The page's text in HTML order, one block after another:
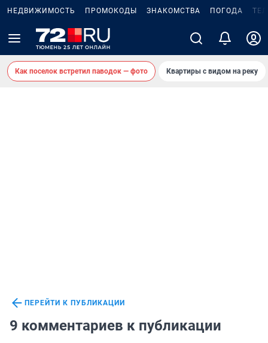
НЕДВИЖИМОСТЬ ПРОМОКОДЫ ЗНАКОМСТВА ПОГОДА
Как поселок встретил паводок — фото Квартиры с видом на реку
ПЕРЕЙТИ К ПУБЛИКАЦИИ
9 комментариев к публикации